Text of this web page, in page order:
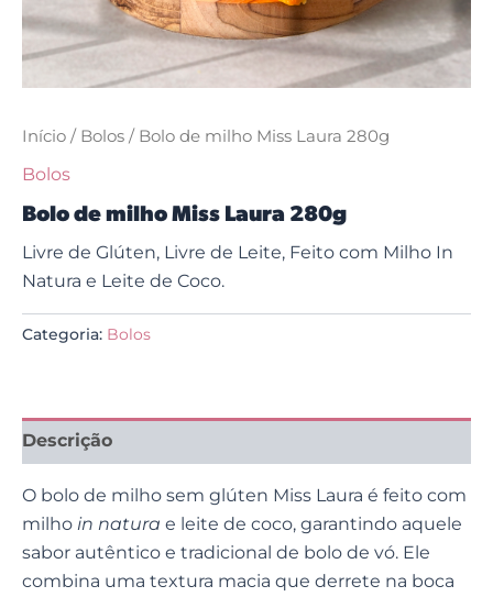
Início / Bolos / Bolo de milho Miss Laura 280g
Bolos
Bolo de milho Miss Laura 280g
Livre de Glúten, Livre de Leite, Feito com Milho In
Natura e Leite de Coco.
Categoria: Bolos
Descrição
O bolo de milho sem glúten Miss Laura é feito com
milho in natura e leite de coco, garantindo aquele
sabor autêntico e tradicional de bolo de vó. Ele
combina uma textura macia que derrete na boca